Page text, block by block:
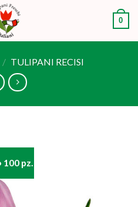
0
/ TULIPANI RECISI
100 pz.